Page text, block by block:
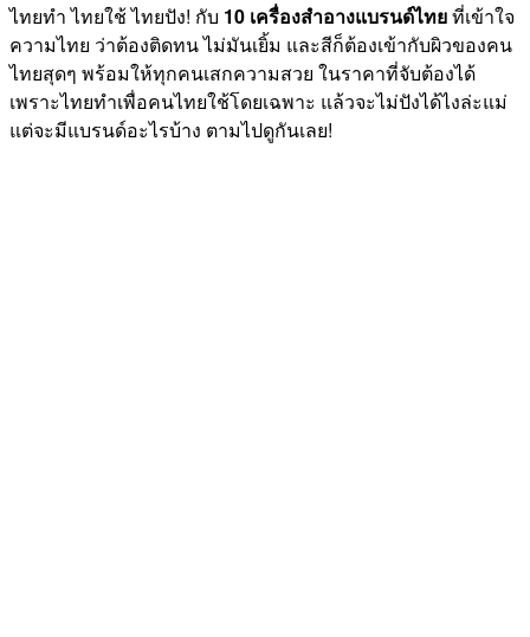
ไทยทำ ไทยใช้ ไทยปัง! กับ 10 เครื่องสำอางแบรนด์ไทยที่เข้าใจ
ความไทย ว่าต้องติดทน ไม่มันเยิ้ม และสีก็ต้องเข้ากับผิวของคน
ไทยสุดๆ พร้อมให้ทุกคนเสกความสวย ในราคาที่จับต้องได้
เพราะไทยทำเพื่อคนไทยใช้โดยเฉพาะ แล้วจะไม่ปังได้ไงล่ะแม่
แต่จะมีแบรนด์อะไรบ้าง ตามไปดูกันเลย!